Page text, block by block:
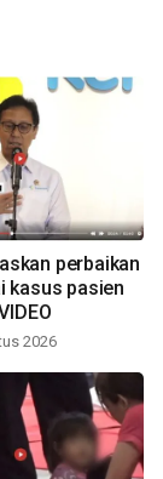
perbaikan
kasus pasien
2026